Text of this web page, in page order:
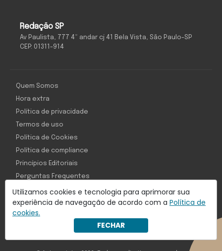
Utilizamos cookies e tecnologia para aprimorar sua
experiência de navegação de acordo com a Política de
cookies.
FECHAR
Redação SP
Av Paulista, 777 4º andar cj 41 Bela Vista, São Paulo-SP
CEP: 01311-914
Com inteligência e tecnologia:
Object1ve - Marketing Solution
Quem Somos
Hora extra
Política de privacidade
Termos de uso
Política de Cookies
Política de compliance
Princípios Editoriais
Perguntas Frequentes